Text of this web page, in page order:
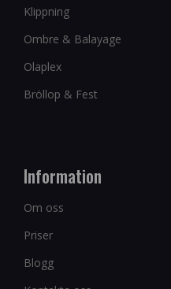
Klippning
Ombre & Balayage
Olaplex
Bröllop & Fest
Information
Om oss
Priser
Blogg